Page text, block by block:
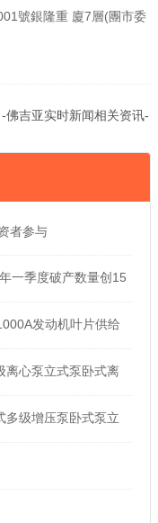
號銀隆重 廈7層(團市委
-佛吉亚实时新闻相关资讯-
者参与
一季度破产数量创15
发动机叶片供给
离心泵立式泵卧式离
多级增压泵卧式泵立